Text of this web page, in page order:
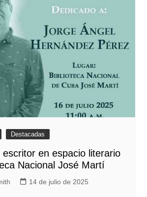
Destacadas
escritor en espacio literario
Nacional José Martí
14 de julio de 2025